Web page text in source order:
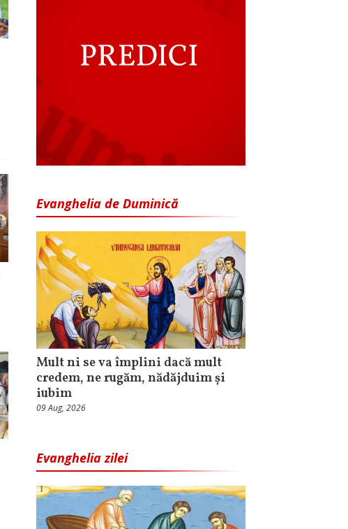
Evanghelia de Duminică
Mult ni se va împlini dacă mult
credem, ne rugăm, nădăjduim și
iubim
09 Aug, 2026
Evanghelia zilei